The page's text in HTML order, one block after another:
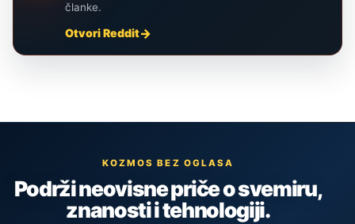
članke.
Otvori Reddit
KOZMOS BEZ OGLASA
Podrži neovisne priče o svemiru,
znanosti i tehnologiji.